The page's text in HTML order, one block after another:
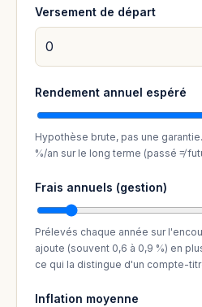
Versement de départ
Rendement annuel espéré
Hypothèse brute, pas une
%/an sur le long terme (passé ≠
Frais annuels (gestion)
Prélevés chaque année sur
ajoute (souvent 0,6 à 0,9 %) en
ce qui la distingue d'un compte-
Inflation moyenne